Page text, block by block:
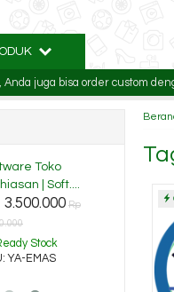
bisa order custom dengan
Toko
| Soft....
3.500.000 Rp
Stock
YA-EMAS